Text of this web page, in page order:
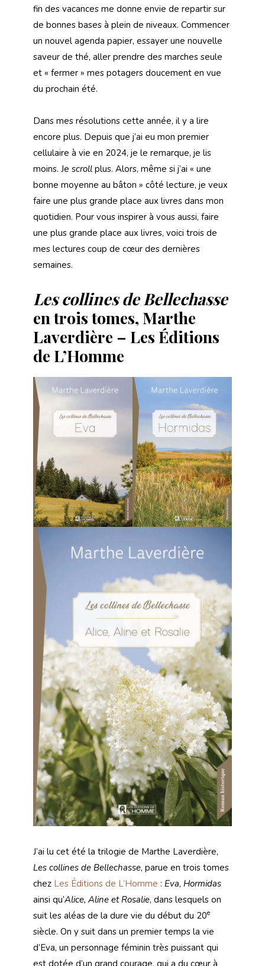
fin des vacances me donne envie de repartir sur
de bonnes bases à plein de niveaux. Commencer
un nouvel agenda papier, essayer une nouvelle
saveur de thé, aller prendre des marches seule
et « fermer » mes potagers doucement en vue
du prochain été.
Dans mes résolutions cette année, il y a lire
encore plus. Depuis que j’ai eu mon premier
cellulaire à vie en 2024, je le remarque, je lis
moins. Je scroll plus. Alors, même si j’ai « une
bonne moyenne au bâton » côté lecture, je veux
faire une plus grande place aux livres dans mon
quotidien. Pour vous inspirer à vous aussi, faire
une plus grande place aux livres, voici trois de
mes lectures coup de cœur des dernières
semaines.
Les collines de Bellechasse
en trois tomes, Marthe
Laverdière – Les Éditions
de L’Homme
J’ai lu cet été la trilogie de Marthe Laverdière,
Les collines de Bellechasse, parue en trois tomes
chez Les Éditions de L’Homme : Eva, Hormidas
ainsi qu’Alice, Aline et Rosalie, dans lesquels on
suit les aléas de la dure vie du début du 20e
siècle. On y suit dans un premier temps la vie
d’Eva, un personnage féminin très puissant qui
est dotée d’un grand courage, qui a du cœur à